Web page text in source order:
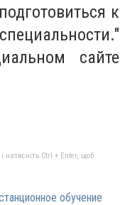
к
сайте
натисніть Ctrl + Enter, щоб
обучение